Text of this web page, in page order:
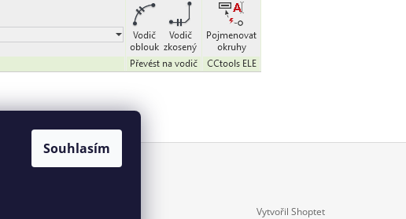
Souhlasím
Vytvořil Shoptet